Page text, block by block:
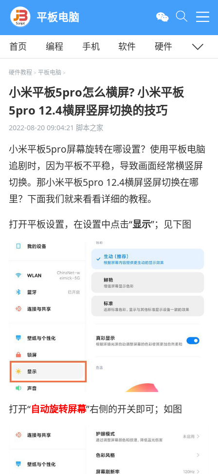
平板电脑
首页 编程 手机 软件
硬件
教程
平面
硬件教程 > 平板电脑 >
小米平板5pro怎么横屏? 小米平板
5pro 12.4横屏竖屏切换的技巧
2022-08-20 09:04:21 脚本之家
小米平板5pro屏幕旋转在哪设置？使用平板电脑
追剧时，因为平板不平稳，导致画面经常横竖屏
切换。那小米平板5pro 12.4横屏竖屏切换在哪
里？下面我们就来看看详细的教程。
打开平板设置，在设置中点击“显示”；见下图
打开“自动旋转屏幕”右侧的开关即可；如图